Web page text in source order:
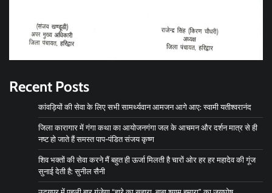
Recent Posts
कांवड़ियों की सेवा के लिए सभी सामर्थ्यवान आमजन आगे आए: स्वामी यतीश्वरानंद
जिला कारागार में गंगा कथा का आयोजनगंगा जल के आचमन और दर्शन मात्र से ही
नष्ट हो जाते हैं समस्त पाप-पंडित संजय कृष्ण
शिव भक्तों की सेवा करने मैं बहुत ही ऊर्जा मिलती है चारों ओर हर हर महादेव की गूंज
सुनाई देती है: सुनील सैनी